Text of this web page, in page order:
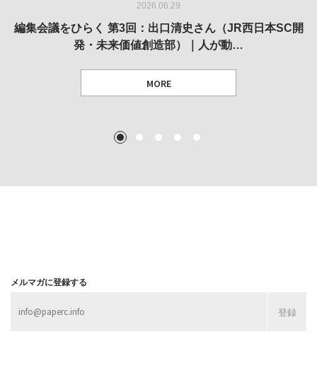
2026.06.29
編集会議をひらく 第3回：出口清史さん（JR西日本SC開
発・未来価値創造部）｜人が動…
MORE
2026.05.14
REVIEW｜果たして美術家・梅津庸一は、「大阪のゆかり
作家」となることができたのか…
2026.03.11
REPORT｜博覧会の残像
MORE
2026.02.25
REVIEW｜菊池聡太朗 個展「余りの風景」
MORE
2025.10.01
REVIEW｜生の存在証明としての線——「ライフライン」
展
1 2 3 4 5
メルマガに登録する